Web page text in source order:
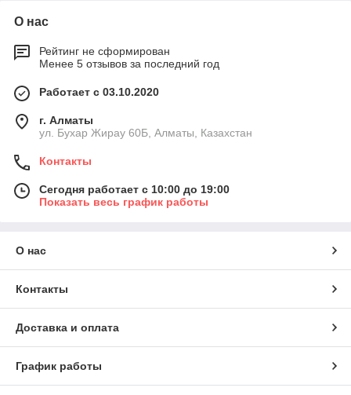
О нас
Рейтинг не сформирован
Менее 5 отзывов за последний год
Работает с 03.10.2020
г. Алматы
ул. Бухар Жирау 60Б, Алматы, Казахстан
Контакты
Сегодня работает с 10:00 до 19:00
Показать весь график работы
О нас
Контакты
Доставка и оплата
График работы